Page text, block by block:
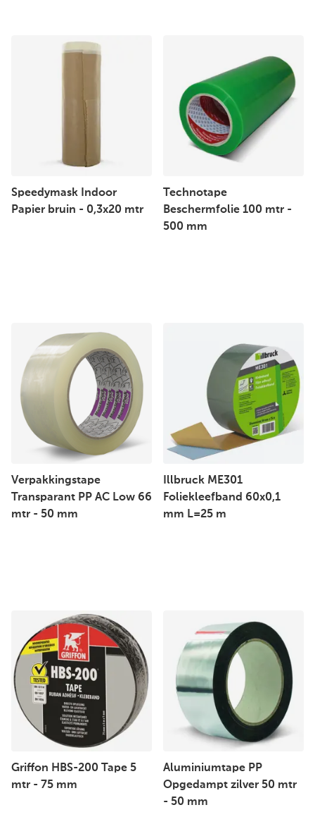
Speedymask Indoor
Papier bruin - 0,3x20 mtr
Technotape
Beschermfolie 100 mtr -
500 mm
Verpakkingstape
Transparant PP AC Low 66
mtr - 50 mm
Illbruck ME301
Foliekleefband 60x0,1
mm L=25 m
Griffon HBS-200 Tape 5
mtr - 75 mm
Aluminiumtape PP
Opgedampt zilver 50 mtr
- 50 mm